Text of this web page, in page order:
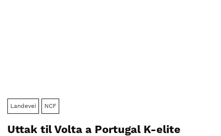
Landevei NCF
Uttak til Volta a Portugal K-elite